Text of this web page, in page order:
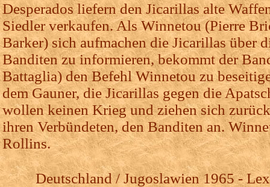
Desperados liefern den Jicarillas alte
Siedler verkaufen. Als Winnetou (Pierre
Barker) sich aufmachen die Jicarillas über
Banditen zu informieren, bekommt der
Battaglia) den Befehl Winnetou zu
dem Gauner, die Jicarillas gegen die
wollen keinen Krieg und ziehen sich
ihren Verbündeten, den Banditen an.
Rollins.
Deutschland / Jugoslawien 1965 -